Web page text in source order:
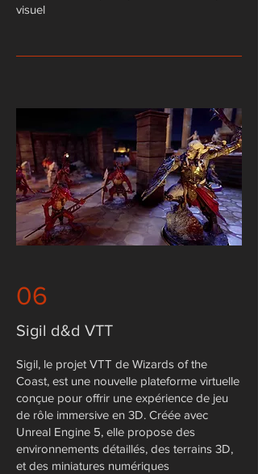
visuel
06
Sigil d&d VTT
Sigil, le projet VTT de Wizards of the
Coast, est une nouvelle plateforme virtuelle
conçue pour offrir une expérience de jeu
de rôle immersive en 3D. Créée avec
Unreal Engine 5, elle propose des
environnements détaillés, des terrains 3D,
et des miniatures numériques